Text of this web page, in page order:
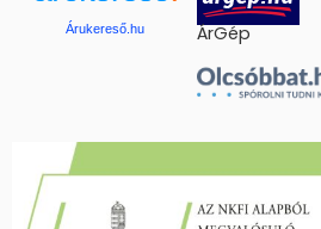
Árukereső.hu ÁrGép